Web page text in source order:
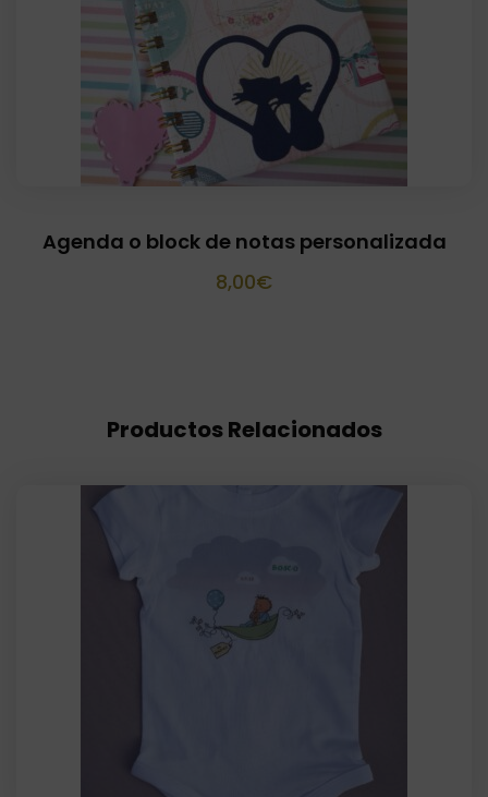
Agenda o block de notas personalizada
8,00€
Productos Relacionados